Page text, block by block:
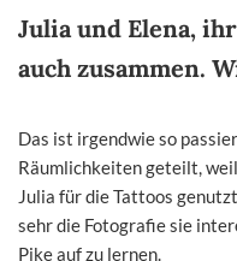
Julia und Elena,
auch zusammen.
Das ist irgendwie so
Räumlichkeiten geteilt,
Julia für die Tattoos
sehr die Fotografie sie
Pike auf zu lernen.